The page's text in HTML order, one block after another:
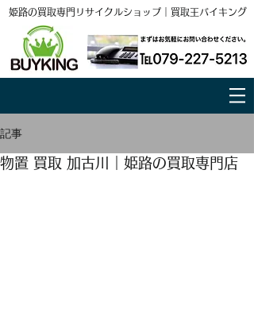
姫路の買取専門リサイクルショップ｜買取王バイキング
記事
物置 買取 加古川｜姫路の買取専門店